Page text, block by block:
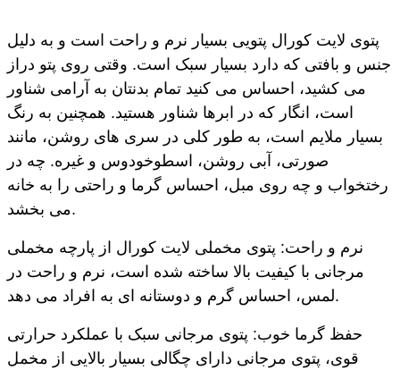
پتوی لایت کورال پتویی بسیار نرم و راحت است و به دلیل
جنس و بافتی که دارد بسیار سبک است. وقتی روی پتو دراز
می کشید، احساس می کنید تمام بدنتان به آرامی شناور
است، انگار که در ابرها شناور هستید. همچنین به رنگ
بسیار ملایم است، به طور کلی در سری های روشن، مانند
صورتی، آبی روشن، اسطوخودوس و غیره. چه در
رختخواب و چه روی مبل، احساس گرما و راحتی را به خانه
می بخشد.
نرم و راحت: پتوی مخملی لایت کورال از پارچه مخملی
مرجانی با کیفیت بالا ساخته شده است، نرم و راحت در
لمس، احساس گرم و دوستانه ای به افراد می دهد.
حفظ گرما خوب: پتوی مرجانی سبک با عملکرد حرارتی
قوی، پتوی مرجانی دارای چگالی بسیار بالایی از مخمل